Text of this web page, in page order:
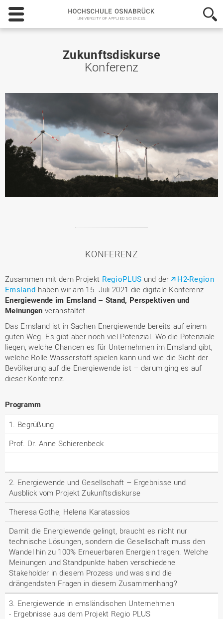
Hochschule
Osnabrück
-
Zukunftsdiskurse
Konferenz
KONFERENZ
Zusammen mit dem Projekt RegioPLUS und der
H2-Region
Emsland haben wir am 15. Juli 2021 die digitale Konferenz
Energiewende im Emsland – Stand, Perspektiven und
Meinungenveranstaltet.
Das Emsland ist in Sachen Energiewende bereits auf einem
guten Weg. Es gibt aber noch viel Potenzial. Wo die Potenziale
liegen, welche Chancen es für Unternehmen im Emsland gibt,
welche Rolle Wasserstoff spielen kann und wie die Sicht der
Bevölkerung auf die Energiewende ist – darum ging es auf
dieser Konferenz.
Programm
1. Begrüßung
Prof. Dr. Anne Schierenbeck
2. Energiewende und Gesellschaft – Ergebnisse und
Ausblick vom Projekt Zukunftsdiskurse
Theresa Gothe, Helena Karatassios
Damit die Energiewende gelingt, braucht es nicht nur
technische Lösungen, sondern die Gesellschaft muss den
Wandel hin zu 100% Erneuerbaren Energien tragen. Welche
Meinungen und Standpunkte haben verschiedene
Stakeholder in diesem Prozess und was sind die
drängendsten Fragen in diesem Zusammenhang?
3. Energiewende in emsländischen Unternehmen
- Ergebnisse aus dem Projekt Regio PLUS